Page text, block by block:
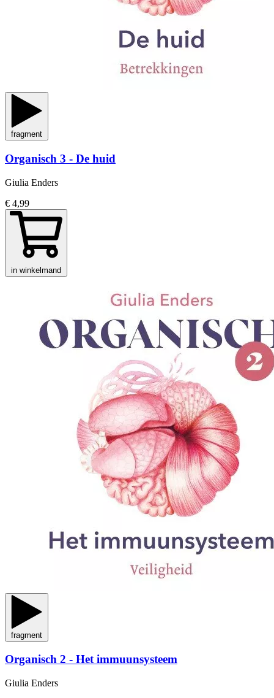
fragment
Organisch 3 - De huid
Giulia Enders
€ 4,99
in winkelmand
fragment
Organisch 2 - Het immuunsysteem
Giulia Enders